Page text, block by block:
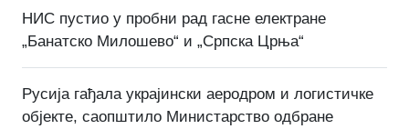
НИС пустио у пробни рад гасне електране
„Банатско Милошево“ и „Српска Црња“
Русија гађала украјински аеродром и логистичке
објекте, саопштило Министарство одбране